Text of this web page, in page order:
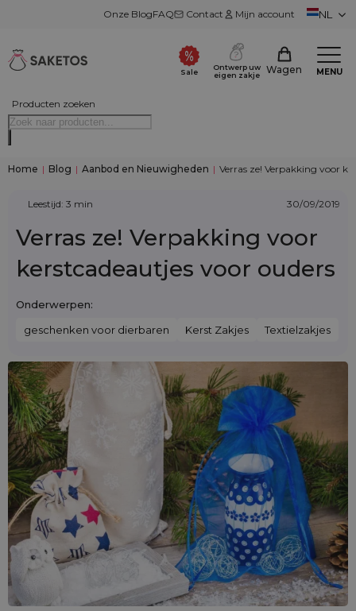
Onze BlogFAQ Contact Mijn account NL
Producten zoeken
Sale
Ontwerp uw
eigen zakje
Wagen MENU
Home | Blog | Aanbod en Nieuwigheden | Verras ze! Verpakking voor
Leestijd: 3 min 30/09/2019
Verras ze! Verpakking voor
kerstcadeautjes voor ouders
Onderwerpen:
geschenken voor dierbaren Kerst Zakjes Textielzakjes